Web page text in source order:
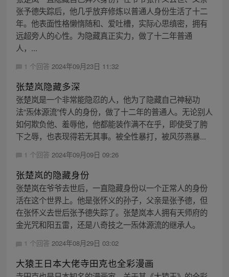
张予德失踪后，他几乎放弃修炼以普通人身份生活了十二
年。他表面性格懒惰随和、爱吐槽，实际心思缜密，拥有
远超旁人的心性。为隐藏真正实力，做了十二年普通
人，...
1 个回答 2024年09月23日 11:32
张楚岚隐藏多深
张楚岚是一个非常能隐忍的人，他为了隐藏自己神秘功
法“炁体源流”传人的身份，做了十二年的普通人。无论别人
如何欺负他、羞辱他，他都能装作满不在乎，即使受了胯
下之辱，也表现得若无其事。被全性暴打，被风莎燕暴...
1 个回答 2024年09月09日 09:26
张楚岚的隐藏身份
张楚岚在爷爷去世后，一直隐藏身份以一个正常人的身份
活在这个世界上。他是张怀义的孙子，父亲是张予德，但
在张怀义去世后张予德失踪了。张楚岚本人拥有天师府的
金光咒和阳五雷，还是八奇技之一炁体源流的继承人。
1 个回答 2024年08月29日 03:02
大猿王日本大佬寺田克也全彩漫画